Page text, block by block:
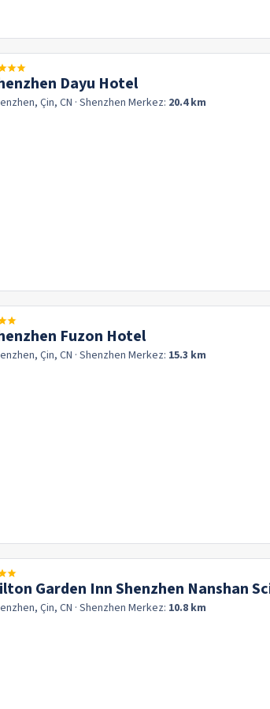
Dayu Hotel
Çin, CN · Shenzhen Merkez: 20.4 km
Fuzon Hotel
Çin, CN · Shenzhen Merkez: 15.3 km
Garden Inn Shenzhen Nanshan
Çin, CN · Shenzhen Merkez: 10.8 km